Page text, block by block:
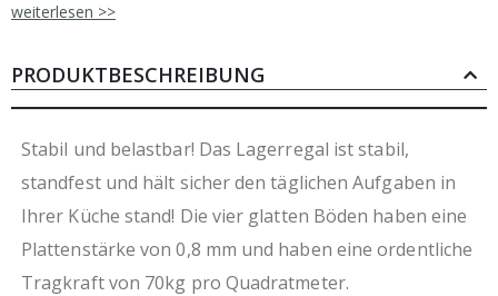
Abstand zwischen den Regalböden: 495 mm
höhenverstellbare Füße (+25 mm bis -5 mm)
Tragkraft der Böden: 70 kg/m
durch Verzicht auf Folierung
weiterlesen >>
PRODUKTBESCHREIBUNG
Stabil und belastbar! Das Lagerregal ist stabil,
standfest und hält sicher den täglichen Aufgaben in
Ihrer Küche stand! Die vier glatten Böden haben eine
Plattenstärke von 0,8 mm und haben eine ordentliche
Tragkraft von 70kg pro Quadratmeter.